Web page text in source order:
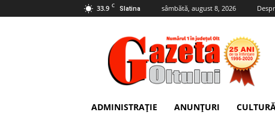
33.9 C Slatina sâmbătă, august 8, 2026
Gazeta
Oltului
ADMINISTRAȚIE ANUNȚURI